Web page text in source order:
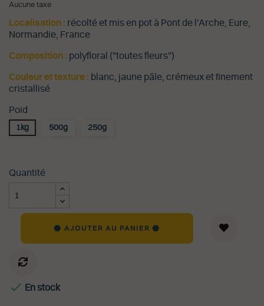
Aucune taxe
Localisation : récolté et mis en pot à Pont de l'Arche, Eure,
Normandie, France
Composition : polyfloral ("toutes fleurs")
Couleur et texture : blanc, jaune pâle, crémeux et finement
cristallisé
Poid
1kg 500g 250g
Quantité
AJOUTER AU PANIER
 En stock